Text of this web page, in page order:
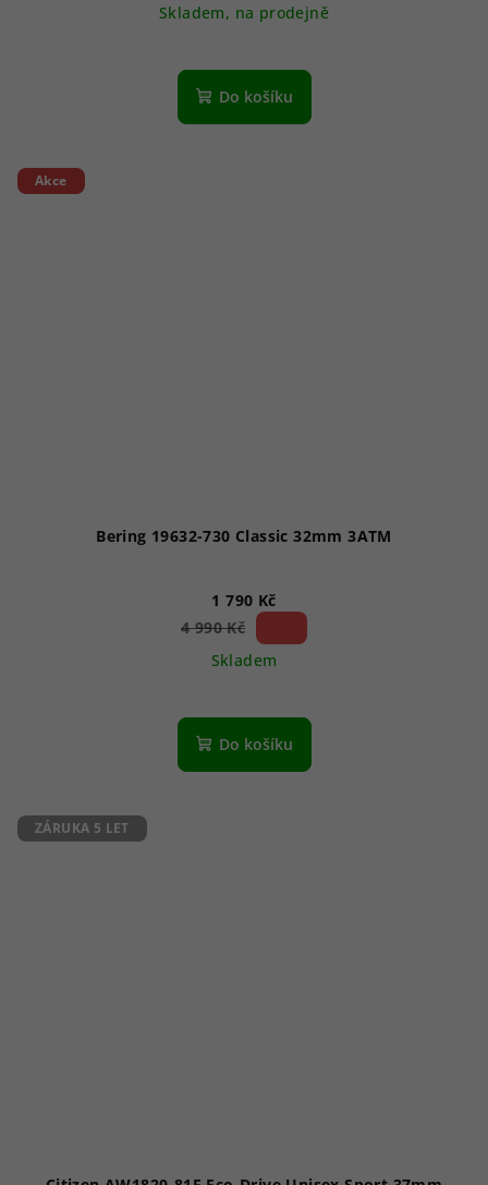
Skladem, na prodejně
Do košíku
Akce
Bering 19632-730 Classic 32mm 3ATM
1 790 Kč
4 990 Kč
Skladem
Do košíku
ZÁRUKA 5 LET